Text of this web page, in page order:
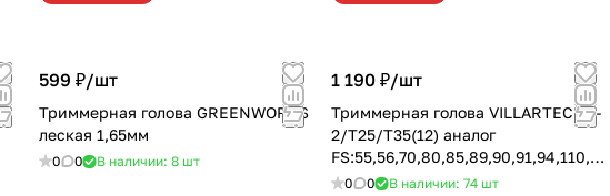
599 ₽/шт
Триммерная голова GREENWORKS
леская 1,65мм
0 0 В наличии: 8 шт
1 190 ₽/шт
Триммерная голова VILLARTEC 26-
2/Т25/Т35(12) аналог
FS:55,56,70,80,85,89,90,91,94,110,12
0,130,131
0 0 В наличии: 74 шт